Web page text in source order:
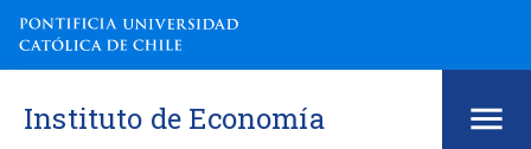
Instituto de Economía